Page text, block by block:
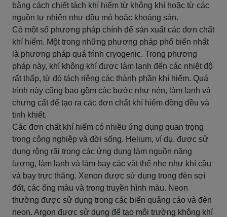
bằng cách chiết tách khí hiếm từ không khí hoặc từ các
nguồn tự nhiên như dầu mỏ hoặc khoáng sản.
Có một số phương pháp chính để sản xuất các đơn chất
khí hiếm. Một trong những phương pháp phổ biến nhất
là phương pháp quá trình cryogenic. Trong phương
pháp này, khí không khí được làm lạnh đến các nhiệt độ
rất thấp, từ đó tách riêng các thành phần khí hiếm. Quá
trình này cũng bao gồm các bước như nén, làm lạnh và
chưng cất để tạo ra các đơn chất khí hiếm đồng đều và
tinh khiết.
Các đơn chất khí hiếm có nhiều ứng dụng quan trọng
trong công nghiệp và đời sống. Helium, ví dụ, được sử
dụng rộng rãi trong các ứng dụng làm nguồn năng
lượng, làm lạnh và làm bay các vật thể nhẹ như khí cầu
và bay trực thăng. Xenon được sử dụng trong đèn sợi
đốt, các ống màu và trong truyền hình màu. Neon
thường được sử dụng trong các biển quảng cáo và đèn
neon. Argon được sử dụng để tạo môi trường không khí